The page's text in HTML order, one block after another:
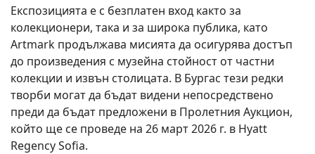
Експозицията е с безплатен вход както за
колекционери, така и за широка публика, като
Artmark продължава мисията да осигурява достъп
до произведения с музейна стойност от частни
колекции и извън столицата. В Бургас тези редки
творби могат да бъдат видени непосредствено
преди да бъдат предложени в Пролетния Аукцион,
който ще се проведе на 26 март 2026 г. в Hyatt
Regency Sofia.